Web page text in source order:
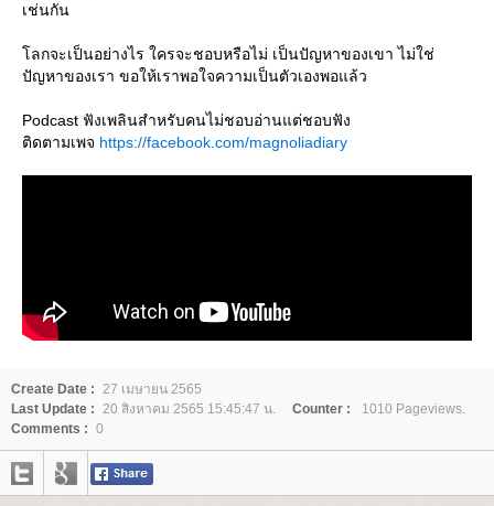
เช่นกัน
ลกจะเป็นอย่างไร ใครจะชอบหรือไม่ เป็นปัญหาของเขา ไม่ใช่
ปัญหาของเรา ขอให้เราพอใจความเป็นตัวเองพอแล้ว
Podcast ฟังเพลินสำหรับคนไม่ชอบอ่านแต่ชอบฟัง
ติดตามเพจ https://facebook.com/magnoliadiary
Create Date : 27 เมษายน 2565
Last Update : 20 สิงหาคม 2565 15:45:47 น. Counter :
1010 Pageviews.
Comments : 0